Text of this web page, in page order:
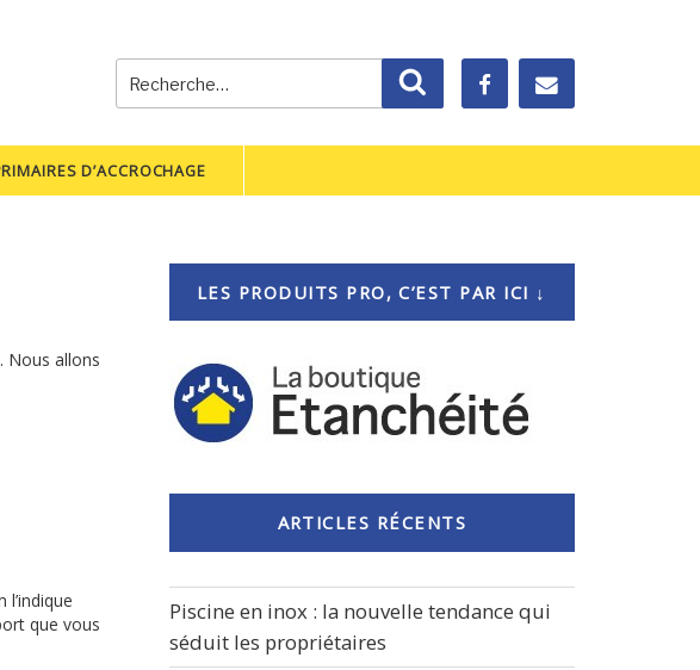
Recherche
pour
:
Recherche
D’ACCROCHAGE
Nous allons
que vous
LES PRODUITS PRO, C’EST PAR ICI ↓
ARTICLES RÉCENTS
Piscine en inox : la nouvelle tendance qui
séduit les propriétaires